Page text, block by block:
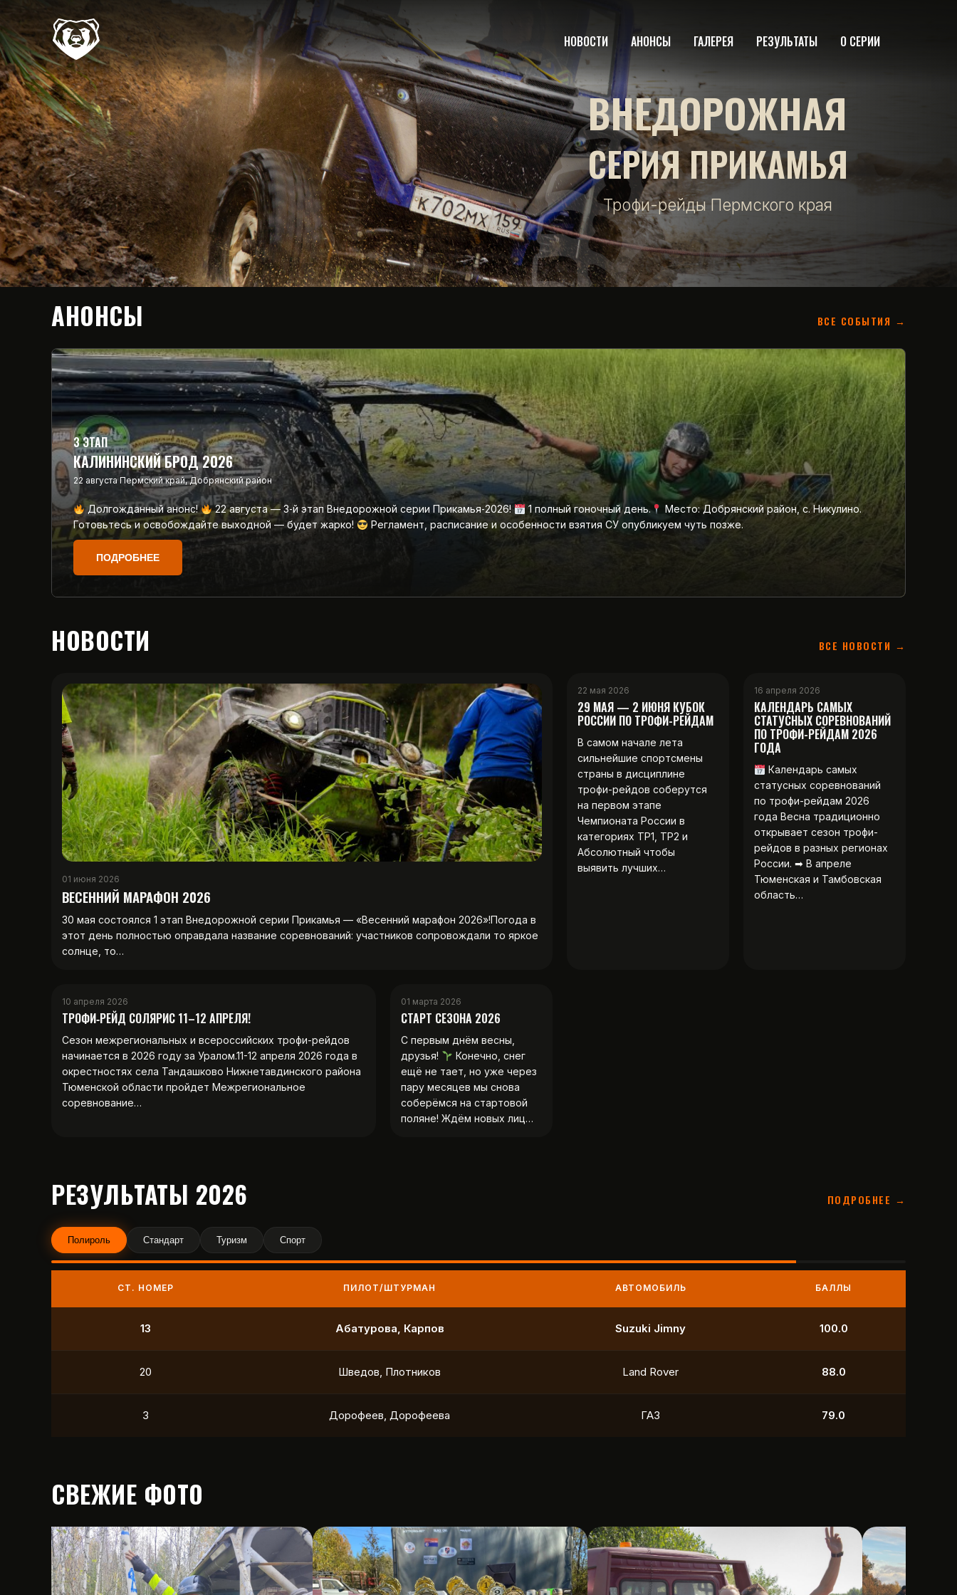
НОВОСТИ АНОНСЫ ГАЛЕРЕЯ РЕЗУЛЬТАТЫ О СЕРИИ
ВНЕДОРОЖНАЯ
СЕРИЯ ПРИКАМЬЯ
Трофи-рейды Пермского края
АНОНСЫ ВСЕ СОБЫТИЯ →
3 ЭТАП
КАЛИНИНСКИЙ БРОД 2026
22 августа Пермский край, Добрянский район
Долгожданный анонс! 22 августа — 3‑й этап Внедорожной серии Прикамья‑2026! 1 полный гоночный день.
Место: Добрянский район, с. Никулино.
Готовьтесь и освобождайте выходной — будет жарко!
Регламент, расписание и особенности взятия СУ опубликуем чуть позже.
ПОДРОБНЕЕ
НОВОСТИ ВСЕ НОВОСТИ →
01 июня 2026
ВЕСЕННИЙ МАРАФОН 2026
30 мая состоялся 1 этап Внедорожной серии Прикамья — «Весенний марафон 2026»!Погода в
этот день полностью оправдала название соревнований: участников сопровождали то яркое
солнце, то…
22 мая 2026
29 МАЯ — 2 ИЮНЯ КУБОК
РОССИИ ПО ТРОФИ-РЕЙДАМ
В самом начале лета
сильнейшие спортсмены
страны в дисциплине
трофи-рейдов соберутся
на первом этапе
Чемпионата России в
категориях ТР1, ТР2 и
Абсолютный чтобы
выявить лучших…
16 апреля 2026
КАЛЕНДАРЬ САМЫХ
СТАТУСНЫХ СОРЕВНОВАНИЙ
ПО ТРОФИ-РЕЙДАМ 2026
ГОДА
Календарь самых
статусных соревнований
по трофи-рейдам 2026
года Весна традиционно
открывает сезон трофи-
рейдов в разных регионах
России. ➡ В апреле
Тюменская и Тамбовская
область…
10 апреля 2026
ТРОФИ‑РЕЙД СОЛЯРИС 11–12 АПРЕЛЯ!
Сезон межрегиональных и всероссийских трофи-рейдов
начинается в 2026 году за Уралом.11-12 апреля 2026 года в
окрестностях села Тандашково Нижнетавдинского района
Тюменской области пройдет Межрегиональное
соревнование…
01 марта 2026
СТАРТ СЕЗОНА 2026
С первым днём весны,
друзья!
Конечно, снег
ещё не тает, но уже через
пару месяцев мы снова
соберёмся на стартовой
поляне! Ждём новых лиц…
РЕЗУЛЬТАТЫ 2026 ПОДРОБНЕЕ →
Полироль Стандарт Туризм Спорт
СТ. НОМЕР ПИЛОТ/ШТУРМАН АВТОМОБИЛЬ БАЛЛЫ
9 Маслов, Ходько УАЗ 250.0
21 Чистяков, Петухов УАЗ 211.0
12 Охотников, Фердман Toyota 118.5
СВЕЖИЕ ФОТО